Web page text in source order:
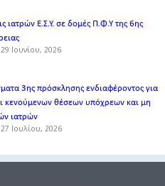
ιατρών Ε.Σ.Υ. σε δομές Π.Φ.Υ της 6ης
Ιουνίου, 2026
3ης πρόσκλησης ενδιαφέροντος για
κενούμενων θέσεων υπόχρεων και μη
ιατρών
Ιουλίου, 2026